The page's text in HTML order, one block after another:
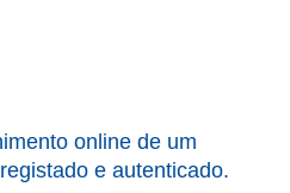
online de um
e autenticado.